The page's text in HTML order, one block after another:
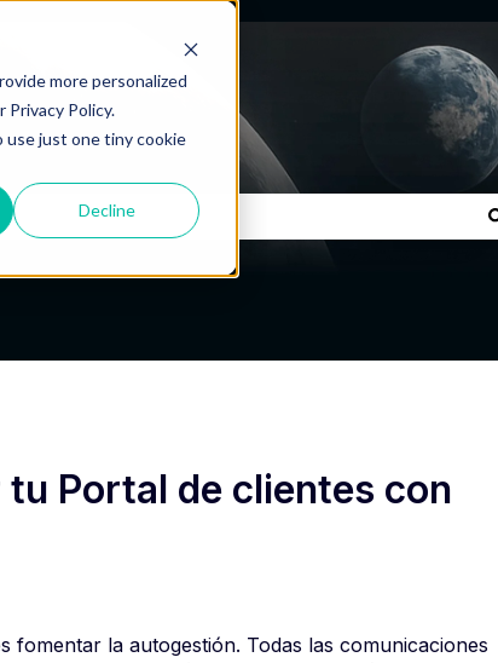
more personalized
Policy.
use just one tiny cookie
Decline
Portal de clientes con
fomentar la autogestión. Todas las comunicaciones